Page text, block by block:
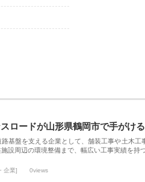
ロードが山形県鶴岡市で手がけ
基盤を支える企業として、舗装工事や土木
施設周辺の環境整備まで、幅広い工事実績を持
企業] 0views